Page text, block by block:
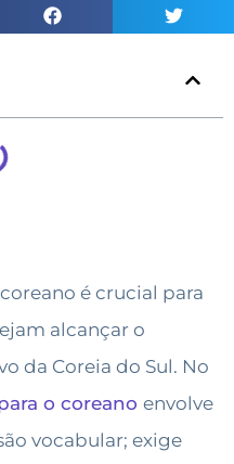
é crucial para
alcançar o
da Coreia do Sul. No
o coreano envolve
vocabular; exige